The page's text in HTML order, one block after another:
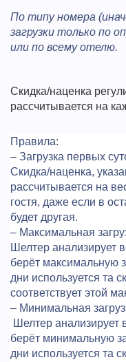
По типу номера
загрузки только по
или по всему отелю.
Скидка/наценка
рассчитывается на
Правила:
– Загрузка первых
Скидка/наценка,
рассчитывается на
гостя, даже если в
будет другая.
– Максимальная
Шелтер анализирует
берёт максимальную
дни используется та
соответствует этой
– Минимальная
Шелтер анализирует
берёт минимальную
дни используется та